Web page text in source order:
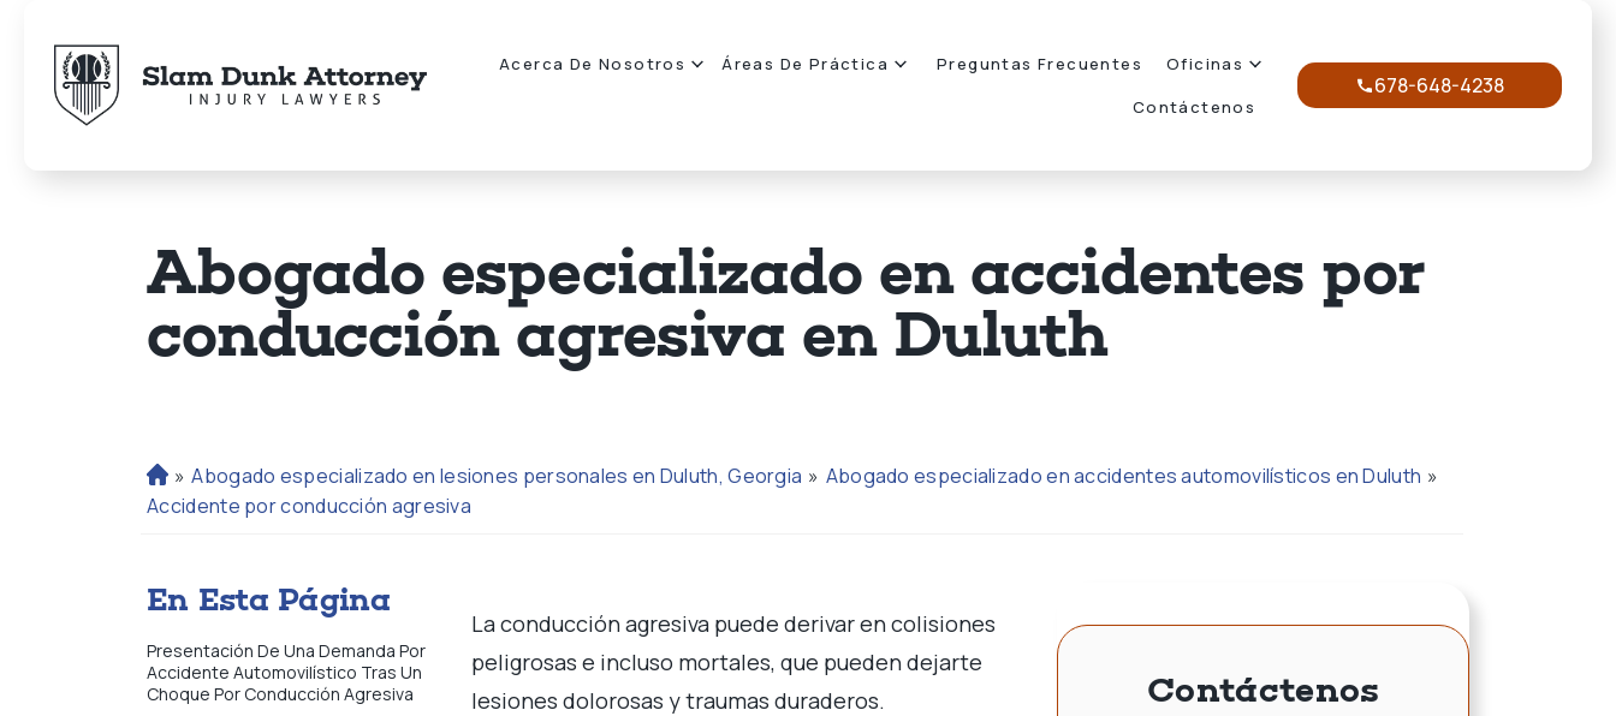
Acerca De Nosotros Áreas De Práctica Preguntas Frecuentes
Oficinas
Contáctenos
678-648-4238
Abogado especializado en accidentes por
conducción agresiva en Duluth
Ini
ci
» Abogado especializado en lesiones personales en Duluth, Georgia » Abogado especializado en accidentes automovilísticos en Duluth »
Accidente por conducción agresiva
En Esta Página
Presentación De Una Demanda Por
Accidente Automovilístico Tras Un
Choque Por Conducción Agresiva
La conducción agresiva puede derivar en colisiones
peligrosas e incluso mortales, que pueden dejarte
lesiones dolorosas y traumas duraderos.
Contáctenos